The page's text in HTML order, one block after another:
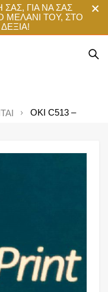
ΓΙΑ ΝΑ ΣΑΣ
ΜΕΛΑΝΙ ΤΟΥ, ΣΤΟ
OKI C513 –